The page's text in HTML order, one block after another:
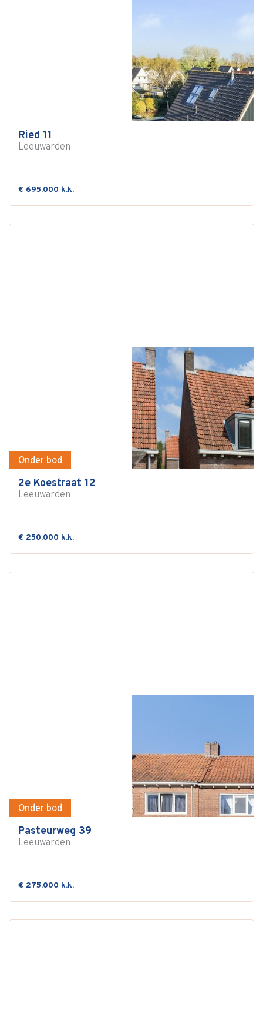
Ried 11
Leeuwarden
€ 695.000 k.k.
Onder bod
2e Koestraat 12
Leeuwarden
€ 250.000 k.k.
Onder bod
Pasteurweg 39
Leeuwarden
€ 275.000 k.k.